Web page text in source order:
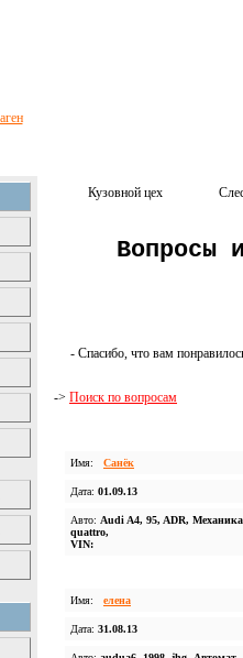
Кузовной цех
Вопросы
- Спасибо, что вам
-> Поиск по вопросам
Имя: Санёк
Дата: 01.09.13
Авто: Audi A4, 95, ADR,
quattro,
VIN:
Имя: елена
Дата: 31.08.13